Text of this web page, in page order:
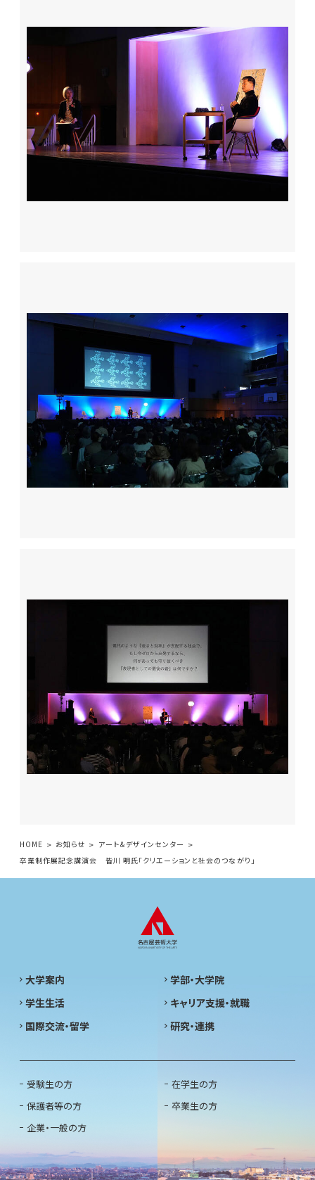
HOME お知らせ
アート＆デザインセンター
卒業制作展記念講演会 皆川 明氏「クリエーションと社会のつながり」
大学案内
学部・大学院
学生生活
キャリア支援・就職
国際交流・留学
研究・連携
受験生の方
在学生の方
保護者等の方
卒業生の方
企業・一般の方